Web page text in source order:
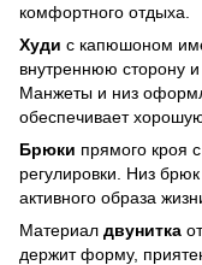
комфортного отдыха.
Худи с капюшоном
внутреннюю сторону
Манжеты и низ
обеспечивает
Брюки прямого кроя
регулировки. Низ
активного образа
Материал двунитка
держит форму,